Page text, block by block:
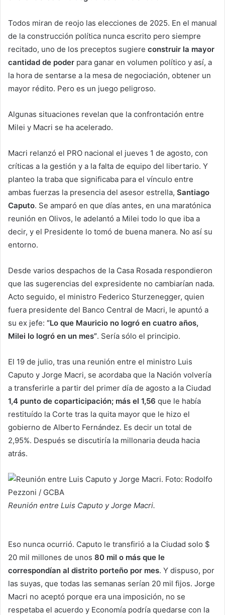
Todos miran de reojo las elecciones de 2025. En el manual
de la construcción política nunca escrito pero siempre
recitado, uno de los preceptos sugiere construir la mayor
cantidad de poder para ganar en volumen político y así, a
la hora de sentarse a la mesa de negociación, obtener un
mayor rédito. Pero es un juego peligroso.
Algunas situaciones revelan que la confrontación entre
Milei y Macri se ha acelerado.
Macri relanzó el PRO nacional el jueves 1 de agosto, con
críticas a la gestión y a la falta de equipo del libertario. Y
planteo la traba que significaba para el vínculo entre
ambas fuerzas la presencia del asesor estrella, Santiago
Caputo. Se amparó en que días antes, en una maratónica
reunión en Olivos, le adelantó a Milei todo lo que iba a
decir, y el Presidente lo tomó de buena manera. No así su
entorno.
Desde varios despachos de la Casa Rosada respondieron
que las sugerencias del expresidente no cambiarían nada.
Acto seguido, el ministro Federico Sturzenegger, quien
fuera presidente del Banco Central de Macri, le apuntó a
su ex jefe: “Lo que Mauricio no logró en cuatro años,
Milei lo logró en un mes”. Sería sólo el principio.
El 19 de julio, tras una reunión entre el ministro Luis
Caputo y Jorge Macri, se acordaba que la Nación volvería
a transferirle a partir del primer día de agosto a la Ciudad
1,4 punto de coparticipación; más el 1,56 que le había
restituído la Corte tras la quita mayor que le hizo el
gobierno de Alberto Fernández. Es decir un total de
2,95%. Después se discutiría la millonaria deuda hacia
atrás.
Reunión entre Luis Caputo y Jorge Macri.
Eso nunca ocurrió. Caputo le transfirió a la Ciudad solo $
20 mil millones de unos 80 mil o más que le
correspondían al distrito porteño por mes. Y dispuso, por
las suyas, que todas las semanas serían 20 mil fijos. Jorge
Macri no aceptó porque era una imposición, no se
respetaba el acuerdo y Economía podría quedarse con la